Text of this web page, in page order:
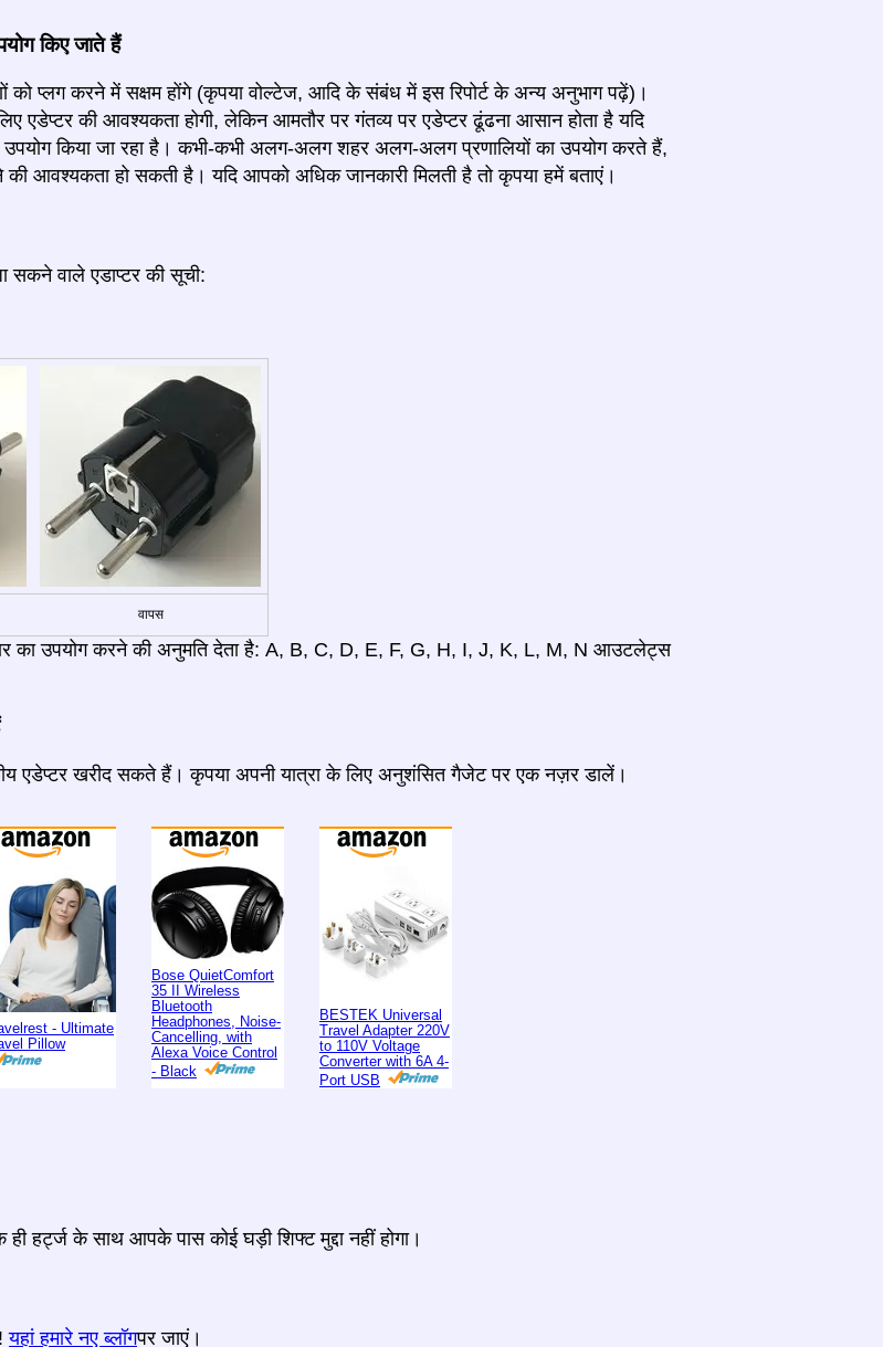
किए जाते हैं
को प्लग करने में सक्षम होंगे (कृपया वोल्टेज, आदि के संबंध में इस रिपोर्ट के अन्य अनुभाग पढ़ें)।
की आवश्यकता होगी, लेकिन आमतौर पर गंतव्य पर एडेप्टर ढूंढना आसान होता है यदि
किया जा रहा है। कभी-कभी अलग-अलग शहर अलग-अलग प्रणालियों का उपयोग करते हैं,
आवश्यकता हो सकती है। यदि आपको अधिक जानकारी मिलती है तो कृपया हमें बताएं।
सकने वाले एडाप्टर की सूची:
वापस
का उपयोग करने की अनुमति देता है: A, B, C, D, E, F, G, H, I, J, K, L, M, N आउटलेट्स
एडेप्टर खरीद सकते हैं। कृपया अपनी यात्रा के लिए अनुशंसित गैजेट पर एक नज़र डालें।
- Ultimate
Pillow
Bose QuietComfort
35 II Wireless
Bluetooth
Headphones, Noise-
Cancelling, with
Alexa Voice Control
- Black
BESTEK Universal
Travel Adapter 220V
to 110V Voltage
Converter with 6A 4-
Port USB
हर्ट्ज के साथ आपके पास कोई घड़ी शिफ्ट मुद्दा नहीं होगा।
यहां हमारे नए ब्लॉगपर जाएं।